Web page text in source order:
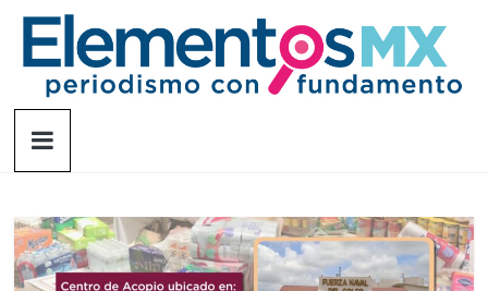
Saltar
contenido
Elementosmx
fundamento